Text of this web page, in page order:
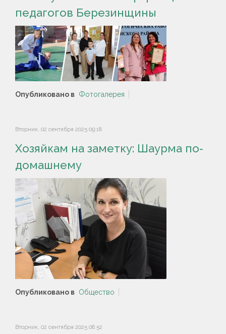
педагогов Березинщины
Опубликовано в Фотогалерея
Вторник, 02 сентября 2025 09:18
Хозяйкам на заметку: Шаурма по-
домашнему
Опубликовано в Общество
Вторник, 02 сентября 2025 08:52